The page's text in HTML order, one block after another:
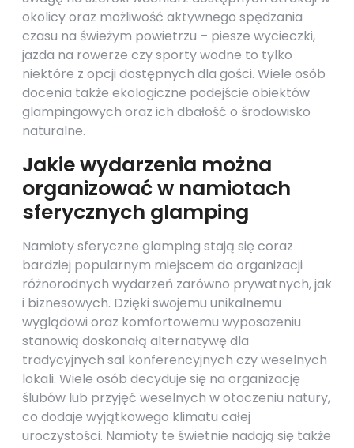
okolicy oraz możliwość aktywnego spędzania
czasu na świeżym powietrzu – piesze wycieczki,
jazda na rowerze czy sporty wodne to tylko
niektóre z opcji dostępnych dla gości. Wiele osób
docenia także ekologiczne podejście obiektów
glampingowych oraz ich dbałość o środowisko
naturalne.
Jakie wydarzenia można
organizować w namiotach
sferycznych glamping
Namioty sferyczne glamping stają się coraz
bardziej popularnym miejscem do organizacji
różnorodnych wydarzeń zarówno prywatnych, jak
i biznesowych. Dzięki swojemu unikalnemu
wyglądowi oraz komfortowemu wyposażeniu
stanowią doskonałą alternatywę dla
tradycyjnych sal konferencyjnych czy weselnych
lokali. Wiele osób decyduje się na organizację
ślubów lub przyjęć weselnych w otoczeniu natury,
co dodaje wyjątkowego klimatu całej
uroczystości. Namioty te świetnie nadają się także